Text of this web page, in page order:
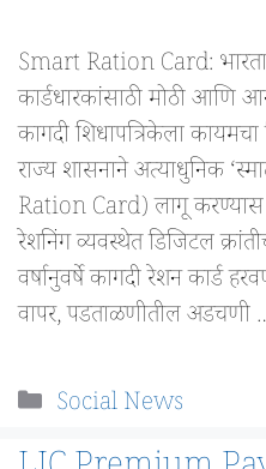
Smart Ration Card:
कार्डधारकांसाठी मोठी आणि
कागदी शिधापत्रिकेला
राज्य शासनाने अत्याधुनिक
Ration Card) लागू करण्यास
रेशनिंग व्यवस्थेत डिजिटल
वर्षानुवर्षे कागदी रेशन कार्ड
वापर, पडताळणीतील अडचणी
Categories
Social News